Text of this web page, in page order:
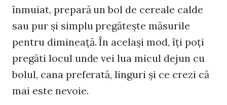
înmuiat, prepară un bol de cereale calde
sau pur şi simplu pregăteşte măsurile
pentru dimineaţă. În acelaşi mod, îţi poţi
pregăti locul unde vei lua micul dejun cu
bolul, cana preferată, linguri şi ce crezi că
mai este nevoie.